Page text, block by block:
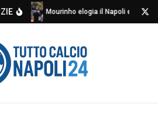
Mourinho elogia il Napoli e critica